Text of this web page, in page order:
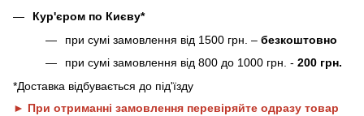
Кур'єром по Києву*
при сумі замовлення від 1500 грн. – безкоштовно
при сумі замовлення від 800 до 1000 грн. - 200 грн.
*Доставка відбувається до під'їзду
► При отриманні замовлення перевіряйте одразу товар